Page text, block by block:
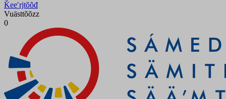
Ǩeeʹrjtõõđ
Vuästtõõzz
0